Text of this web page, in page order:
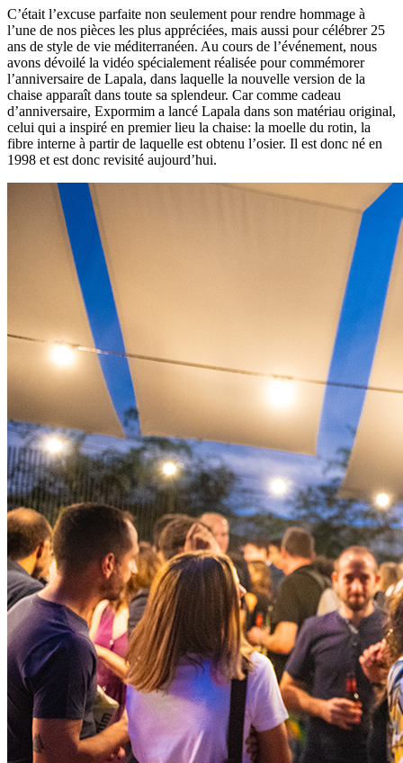
C’était l’excuse parfaite non seulement pour rendre hommage à
l’une de nos pièces les plus appréciées, mais aussi pour célébrer 25
ans de style de vie méditerranéen. Au cours de l’événement, nous
avons dévoilé la vidéo spécialement réalisée pour commémorer
l’anniversaire de Lapala, dans laquelle la nouvelle version de la
chaise apparaît dans toute sa splendeur. Car comme cadeau
d’anniversaire, Expormim a lancé Lapala dans son matériau original,
celui qui a inspiré en premier lieu la chaise: la moelle du rotin, la
fibre interne à partir de laquelle est obtenu l’osier. Il est donc né en
1998 et est donc revisité aujourd’hui.